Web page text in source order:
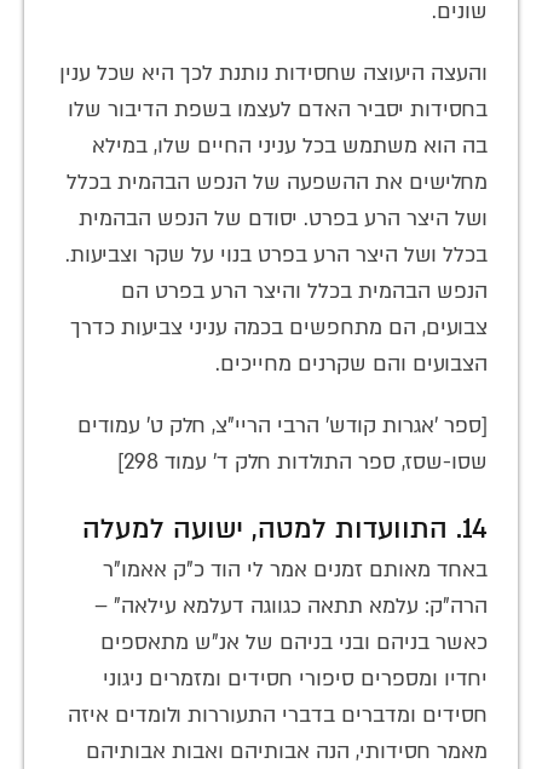
שונים.
והעצה היעוצה שחסידות נותנת לכך היא שכל ענין
בחסידות יסביר האדם לעצמו בשפת הדיבור שלו
בה הוא משתמש בכל עניני החיים שלו, במילא
מחלישים את ההשפעה של הנפש הבהמית בכלל
ושל היצר הרע בפרט. יסודם של הנפש הבהמית
בכלל ושל היצר הרע בפרט בנוי על שקר וצביעות.
הנפש הבהמית בכלל והיצר הרע בפרט הם
צבועים, הם מתחפשים בכמה עניני צביעות כדרך
הצבועים והם שקרנים מחייכים.
[ספר 'אגרות קודש' הרבי הריי"צ, חלק ט' עמודים
שסו-שסז, ספר התולדות חלק ד' עמוד 298]
14. התוועדות למטה, ישועה למעלה
באחד מאותם זמנים אמר לי הוד כ"ק אאמו"ר
הרה"ק: עלמא תתאה כגווגה דעלמא עילאה" –
כאשר בניהם ובני בניהם של אנ"ש מתאספים
יחדיו ומספרים סיפורי חסידים ומזמרים ניגוני
חסידים ומדברים בדברי התעוררות ולומדים איזה
מאמר חסידותי, הנה אבותיהם ואבות אבותיהם